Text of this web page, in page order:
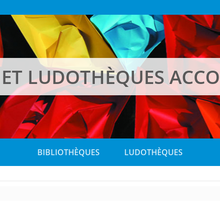
LUDOTHÈQUES
BIBLIOTHÈQUES LUDOTHÈQUES